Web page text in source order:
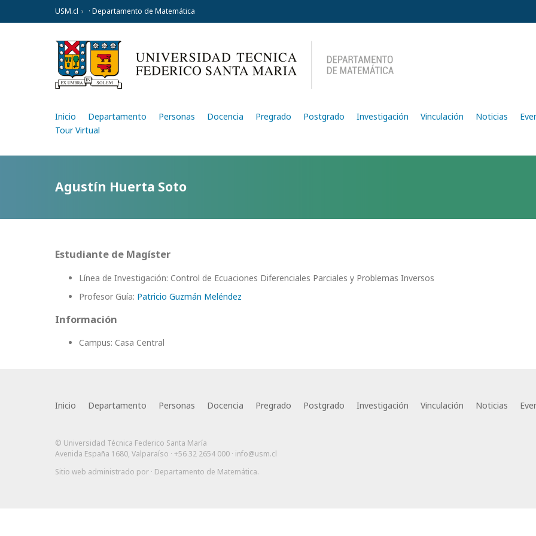
USM.cl · Departamento de Matemática
Inicio Departamento Personas Docencia Pregrado Postgrado Investigación Vinculación Noticias
Tour Virtual
Agustín Huerta Soto
Estudiante de Magíster
Línea de Investigación: Control de Ecuaciones Diferenciales Parciales y Problemas Inversos
Profesor Guía: Patricio Guzmán Meléndez
Información
Campus: Casa Central
Inicio Departamento Personas Docencia Pregrado Postgrado Investigación Vinculación Noticias
© Universidad Técnica Federico Santa María
Avenida España 1680, Valparaíso · +56 32 2654 000 · info@usm.cl
Sitio web administrado por · Departamento de Matemática.